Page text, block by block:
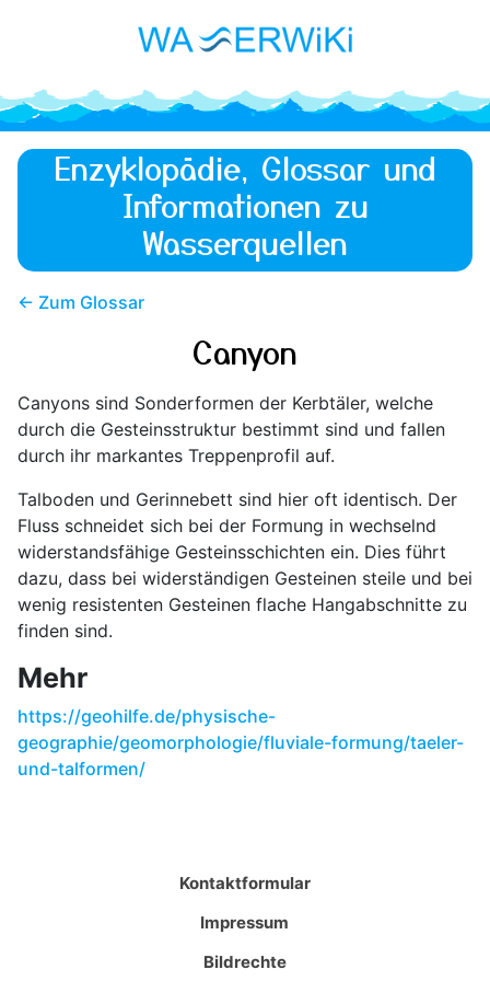
Enzyklopädie, Glossar und
Informationen zu
Wasserquellen
← Zum Glossar
Canyon
Canyons sind Sonderformen der Kerbtäler, welche
durch die Gesteinsstruktur bestimmt sind und fallen
durch ihr markantes Treppenprofil auf.
Talboden und Gerinnebett sind hier oft identisch. Der
Fluss schneidet sich bei der Formung in wechselnd
widerstandsfähige Gesteinsschichten ein. Dies führt
dazu, dass bei widerständigen Gesteinen steile und bei
wenig resistenten Gesteinen flache Hangabschnitte zu
finden sind.
Mehr
https://geohilfe.de/physische-
geographie/geomorphologie/fluviale-formung/taeler-
und-talformen/
Kontaktformular
Impressum
Bildrechte